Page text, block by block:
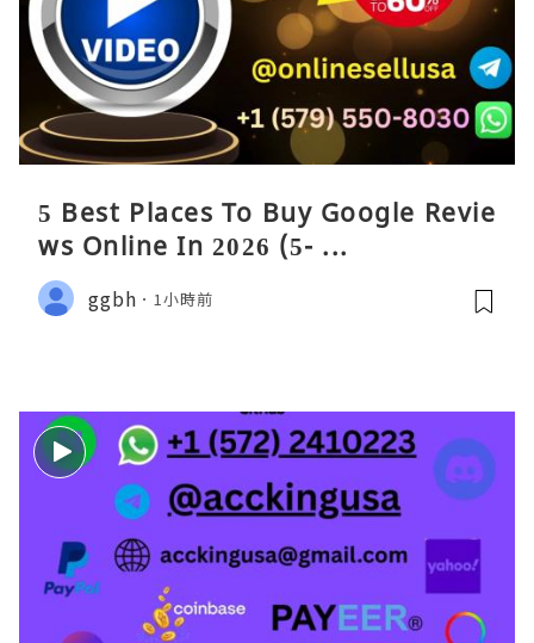
5 Best Places To Buy Google Revie
ws Online In 2026 (5- ...
ggbh 1小時前